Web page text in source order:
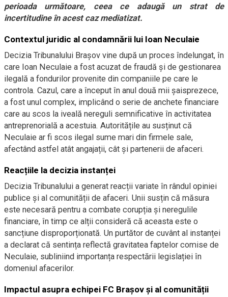
perioada următoare, ceea ce adaugă un strat de
incertitudine în acest caz mediatizat.
Contextul juridic al condamnării lui Ioan Neculaie
Decizia Tribunalului Brașov vine după un proces îndelungat, în
care Ioan Neculaie a fost acuzat de fraudă și de gestionarea
ilegală a fondurilor provenite din companiile pe care le
controla. Cazul, care a început în anul două mii șaisprezece,
a fost unul complex, implicând o serie de anchete financiare
care au scos la iveală nereguli semnificative în activitatea
antreprenorială a acestuia. Autoritățile au susținut că
Neculaie ar fi scos ilegal sume mari din firmele sale,
afectând astfel atât angajații, cât și partenerii de afaceri.
Reacțiile la decizia instanței
Decizia Tribunalului a generat reacții variate în rândul opiniei
publice și al comunității de afaceri. Unii susțin că măsura
este necesară pentru a combate corupția și neregulile
financiare, în timp ce alții consideră că aceasta este o
sancțiune disproporționată. Un purtător de cuvânt al instanței
a declarat că sentința reflectă gravitatea faptelor comise de
Neculaie, subliniind importanța respectării legislației în
domeniul afacerilor.
Impactul asupra echipei FC Brașov și al comunității